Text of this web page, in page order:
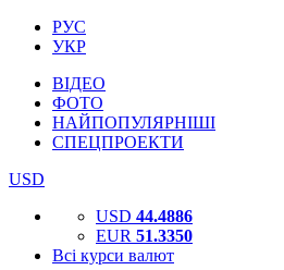
РУС
УКР
ВІДЕО
ФОТО
НАЙПОПУЛЯРНІШІ
СПЕЦПРОЕКТИ
USD
USD 44.4886
EUR 51.3350
Всі курси валют